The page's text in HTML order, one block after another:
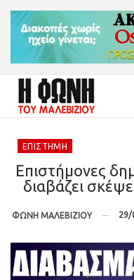
ΕΠΙΣΤΉΜΗ
Επιστήμονες
διαβάζει
ΦΩΝΗ ΜΑΛΕΒΙΖΙΟΥ 29/